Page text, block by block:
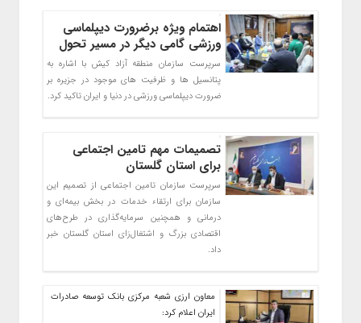
اهتمام ویژه برضرورت دیپلماسی
ورزشی گامی دیگر در مسیر تحول
سرپرست سازمان منطقه آزاد کیش با اشاره به
پتانسیل ها و ظرفیت های موجود در جزیره بر
ضرورت دیپلماسی ورزشی در دنیا و ایران تاکید کرد.
تصمیمات مهم تامین اجتماعی
برای استان گلستان
سرپرست سازمان تامین اجتماعی از تصمیم این
سازمان برای ارتقاء خدمات در بخش بیمه‌ای و
درمانی و همچنین سرمایه‌گذاری در طرح‌های
اقتصادی بزرگ و اشتغال‌زای استان گلستان خبر
داد.
معاون ارزی شعبه مرکزی بانک توسعه صادرات
ایران اعلام کرد: